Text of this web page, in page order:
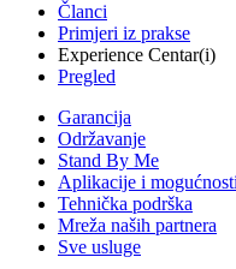
Članci
Primjeri iz prakse
Experience Centar(i)
Pregled
Garancija
Održavanje
Stand By Me
Aplikacije i
Tehnička podrška
Mreža naših partnera
Sve usluge